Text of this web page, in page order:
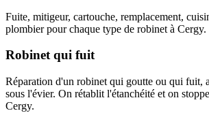
Fuite, mitigeur, cartouche, remplacement,
plombier pour chaque type de robinet à Cergy.
Robinet qui fuit
Réparation d'un robinet qui goutte ou qui fuit,
sous l'évier. On rétablit l'étanchéité et on
Cergy.